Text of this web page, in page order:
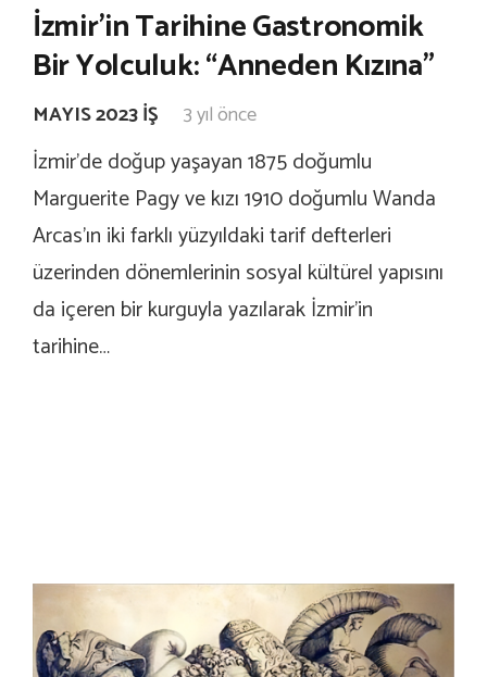
İzmir’in Tarihine Gastronomik
Bir Yolculuk: “Anneden Kızına”
MAYIS 2023 İŞ 3 yıl önce
İzmir’de doğup yaşayan 1875 doğumlu
Marguerite Pagy ve kızı 1910 doğumlu Wanda
Arcas’ın iki farklı yüzyıldaki tarif defterleri
üzerinden dönemlerinin sosyal kültürel yapısını
da içeren bir kurguyla yazılarak İzmir’in
tarihine…